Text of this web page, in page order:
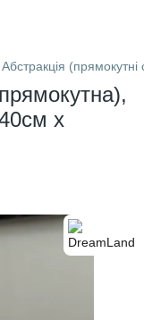
Абстракція (прямокутні
х